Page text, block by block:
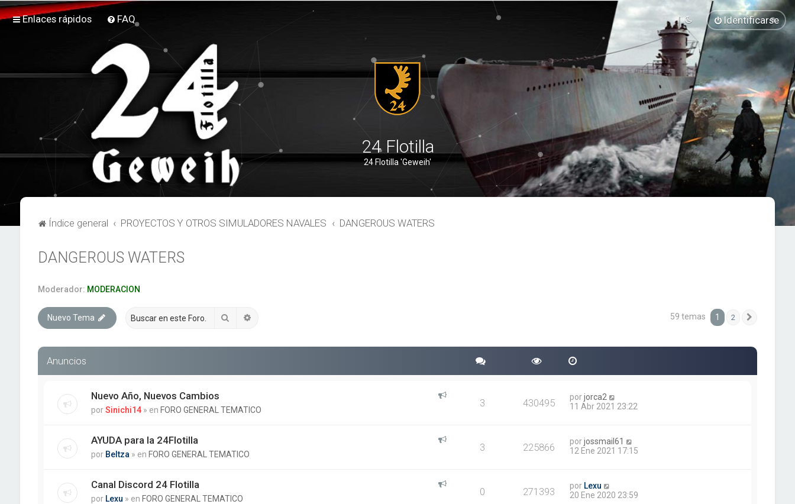
Enlaces rápidos FAQ Identificarse
24 Flotilla
24 Flotilla 'Geweih'
Índice general PROYECTOS Y OTROS SIMULADORES NAVALES DANGEROUS WATERS
DANGEROUS WATERS
Moderador: MODERACION
Nuevo Tema Buscar 59 temas 1 2
Anuncios
Nuevo Año, Nuevos Cambios
porSinichi14 » en FORO GENERAL TEMATICO
3 430495 porjorca2
11 Abr 2021 23:22
AYUDA para la 24Flotilla
por Beltza » en FORO GENERAL TEMATICO
3 225866 porjossmail61
12 Ene 2021 17:15
Canal Discord 24 Flotilla
por Lexu » en FORO GENERAL TEMATICO
0 271393 por Lexu
20 Ene 2020 23:59